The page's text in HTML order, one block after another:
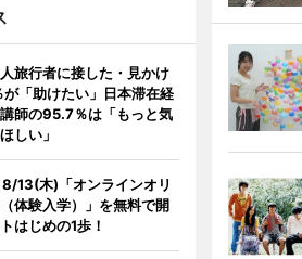
旅行者に接した・見かけ
「助けたい」日本滞在経
師の95.7％は「もっと気
しい」
8/13(木)「オンラインオリ
体験入学）」を無料で開
はじめの1歩！